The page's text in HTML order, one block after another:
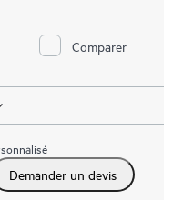
Comparer
Demander un devis